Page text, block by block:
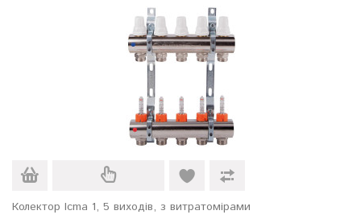
Колектор Icma 1, 5 виходів, з витратомірами